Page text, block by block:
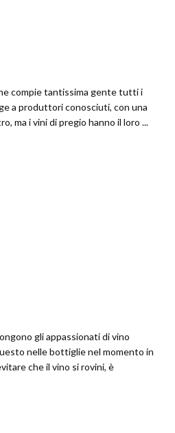
compie tantissima gente tutti i
a produttori conosciuti, con una
ma i vini di pregio hanno il loro ...
gli appassionati di vino
nelle bottiglie nel momento in
che il vino si rovini, è